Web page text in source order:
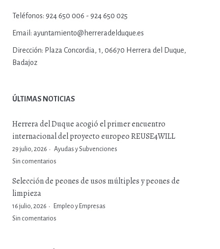
Teléfonos: 924 650 006 - 924 650 025
Email: ayuntamiento@herreradelduque.es
Dirección: Plaza Concordia, 1, 06670 Herrera del Duque,
Badajoz
ÚLTIMAS NOTICIAS
Herrera del Duque acogió el primer encuentro
internacional del proyecto europeo REUSE4WILL
29 julio, 2026
Ayudas y Subvenciones
Sin comentarios
Selección de peones de usos múltiples y peones de
limpieza
16 julio, 2026
Empleo y Empresas
Sin comentarios